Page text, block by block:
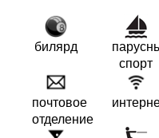
билярд
спорт
почтовое
отделение